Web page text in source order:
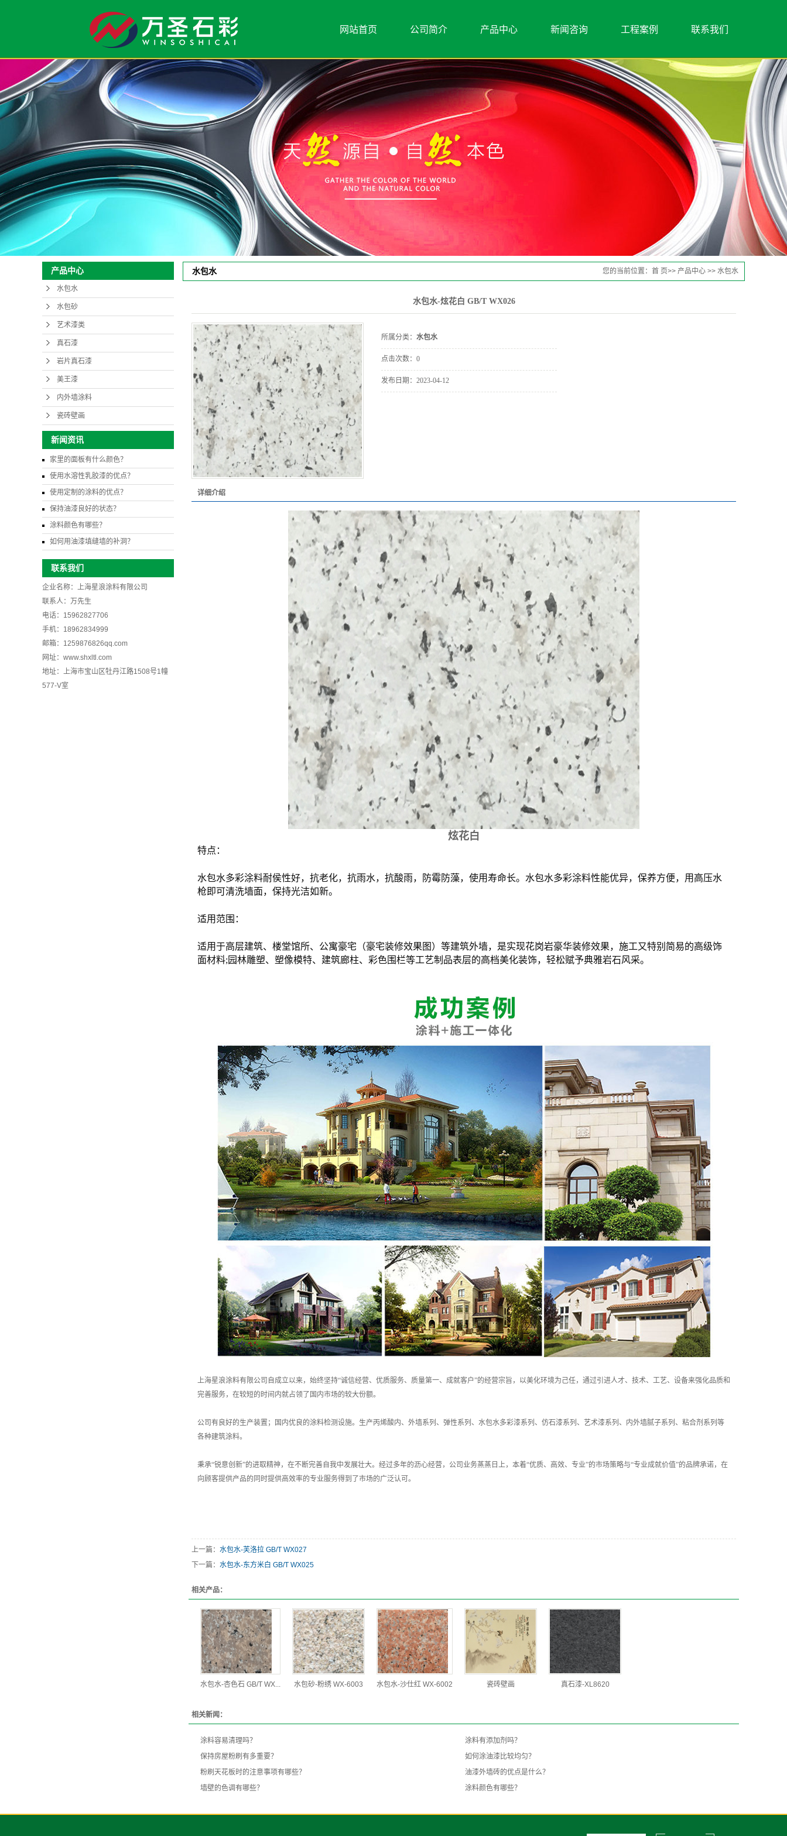
网站首页 公司简介
公司简介
联系我们
产品中心
水包水
水包砂
艺术漆类
岩片真石漆
内外墙涂料
新闻咨询
行业新闻
工程案例
别墅工程
联系我们
产品中心
水包水
水包砂
艺术漆类
真石漆
岩片真石漆
美王漆
内外墙涂料
瓷砖壁画
新闻资讯
家里的面板有什么颜色？
使用水溶性乳胶漆的优点？
使用定制的涂料的优点？
保持油漆良好的状态？
涂料颜色有哪些？
如何用油漆填缝墙的补洞？
联系我们
企业名称：上海星浪涂料有限公司
联系人：万先生
电话：15962827706
手机：18962834999
邮箱：1259876826qq.com
网址：www.shxltl.com
地址：上海市宝山区牡丹江路1508号1幢
577-V室
水包水 您的当前位置： 首 页>> 产品中心 >> 水包水
水包水-炫花白 GB/T WX026
所属分类： 水包水
点击次数： 0
发布日期： 2023-04-12
详细介绍
炫花白
特点：
水包水多彩涂料耐侯性好，抗老化，抗雨水，抗酸雨，防霉防藻，使用寿命长。水包水多彩涂料性能优异，保养方便，用高压水
枪即可清洗墙面，保持光洁如新。
适用范围：
适用于高层建筑、楼堂馆所、公寓豪宅（豪宅装修效果图）等建筑外墙，是实现花岗岩豪华装修效果，施工又特别简易的高级饰
面材料;园林雕塑、塑像模特、建筑廊柱、彩色围栏等工艺制品表层的高档美化装饰，轻松赋予典雅岩石风采。
上海星浪涂料有限公司自成立以来，始终坚持“诚信经营、优质服务、质量第一、成就客户”的经营宗旨，以美化环境为己任，通过引进人才、技术、工艺、设备来强化品质和
完善服务，在较短的时间内就占领了国内市场的较大份额。
公司有良好的生产装置；国内优良的涂料检测设施。生产丙烯酸内、外墙系列、弹性系列、水包水多彩漆系列、仿石漆系列、艺术漆系列、内外墙腻子系列、粘合剂系列等
各种建筑涂料。
秉承“锐意创新”的进取精神，在不断完善自我中发展壮大。经过多年的沥心经营，公司业务蒸蒸日上，本着“优质、高效、专业”的市场策略与“专业成就价值”的品牌承诺，在
向顾客提供产品的同时提供高效率的专业服务得到了市场的广泛认可。
上一篇： 水包水-芙洛拉 GB/T WX027
下一篇： 水包水-东方米白 GB/T WX025
相关产品：
水包水-杏色石 GB/T WX... 水包砂-粉绣 WX-6003 水包水-沙仕红 WX-6002 瓷砖壁画 真石漆-XL8620
相关新闻：
涂料容易清理吗？
涂料有添加剂吗？
保持房屋粉刷有多重要？
如何涂油漆比较均匀？
粉刷天花板时的注意事项有哪些？
油漆外墙砖的优点是什么？
墙壁的色调有哪些？
涂料颜色有哪些？